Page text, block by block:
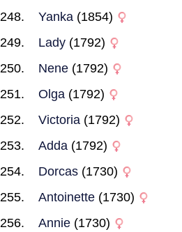
Yanka (1854)
Lady (1792)
Nene (1792)
Olga (1792)
Victoria (1792)
Adda (1792)
Dorcas (1730)
Antoinette (1730)
Annie (1730)